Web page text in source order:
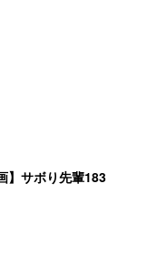
】サボり先輩183